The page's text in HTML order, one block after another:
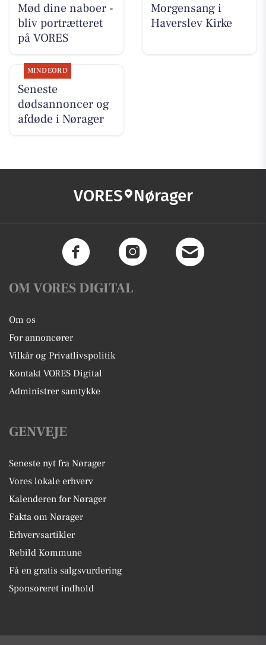
Mød dine naboer -
bliv portrætteret
på VORES
Morgensang i
Haverslev Kirke
MINDEORD
Seneste
dødsannoncer og
afdøde i Nørager
VORES Nørager
OM VORES DIGITAL
Om os
For annoncører
Vilkår og Privatlivspolitik
Kontakt VORES Digital
Administrer samtykke
GENVEJE
Seneste nyt fra Nørager
Vores lokale erhverv
Kalenderen for Nørager
Fakta om Nørager
Erhvervsartikler
Rebild Kommune
Få en gratis salgsvurdering
Sponsoreret indhold